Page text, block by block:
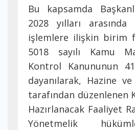
Bu kapsamda
2028 yılları
işlemlere ilişkin birim
5018 sayılı Kamu
Kontrol Kanununun
dayanılarak, Hazine ve
tarafından düzenlenen
Hazırlanacak Faaliyet
Yönetmelik